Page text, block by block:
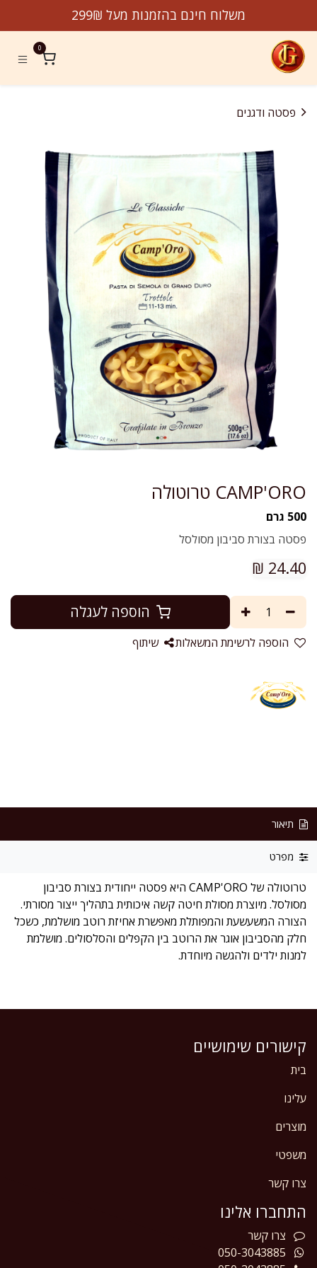
משלוח חינם בהזמנות מעל 299₪
0
פסטה ודגנים
CAMP'ORO טרוטולה
500 גרם
פסטה בצורת סביבון מסולסל
24.40
₪
הוספה לעגלה
הוספה לרשימת המשאלות שיתוף
תיאור
מפרט
טרוטולה של CAMP'ORO היא פסטה ייחודית בצורת סביבון
מסולסל. מיוצרת מסולת חיטה קשה איכותית בתהליך ייצור מסורתי.
הצורה המשעשעת והמפותלת מאפשרת אחיזת רוטב מושלמת, כשכל
חלק מהסביבון אוגר את הרוטב בין הקפלים והסלסולים. מושלמת
למנות ילדים ולהגשה מיוחדת.
קישורים שימושיים
בית
עלינו
מוצרים
משפטי
צרו קשר
התחברו אלינו
צרו קשר
050-3043885